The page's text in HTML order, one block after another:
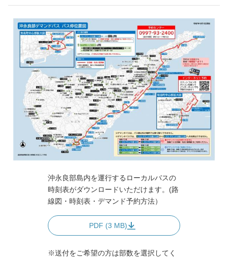
沖永良部島内を運行するローカルバスの
時刻表がダウンロードいただけます。(路
線図・時刻表・デマンド予約方法）
PDF (3 MB)
※送付をご希望の方は部数を選択してく